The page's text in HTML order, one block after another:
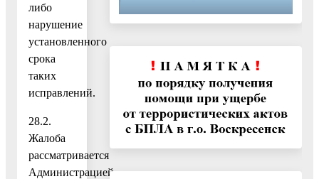
либо
нарушение
установленного
срока
таких
исправлений.
28.2.
Жалоба
рассматривается
Администрацией,